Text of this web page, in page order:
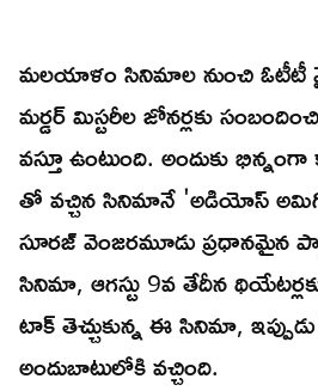
మలయాళం సినిమాల నుంచి ఓటీటీ
మర్డర్ మిస్టరీల జోనర్లకు
వస్తూ ఉంటుంది. అందుకు
తో వచ్చిన సినిమానే 'అడియోస్
సూరజ్ వెంజరమూడు ప్రధానమైన
సినిమా, ఆగస్టు 9వ తేదీన
టాక్ తెచ్చుకున్న ఈ సినిమా,
అందుబాటులోకి వచ్చింది.